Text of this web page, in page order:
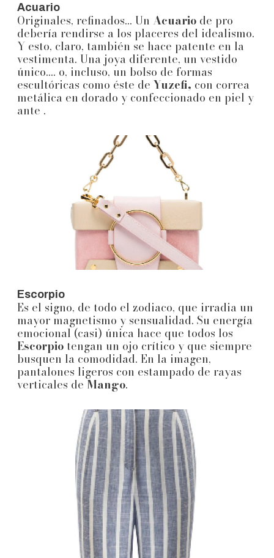
Acuario
Originales, refinados... Un Acuario de pro
debería rendirse a los placeres del idealismo.
Y esto, claro, también se hace patente en la
vestimenta. Una joya diferente, un vestido
único.... o, incluso, un bolso de formas
escultóricas como éste de Yuzefi, con correa
metálica en dorado y confeccionado en piel y
ante .
Escorpio
Es el signo, de todo el zodiaco, que irradia un
mayor magnetismo y sensualidad. Su energía
emocional (casi) única hace que todos los
Escorpio tengan un ojo crítico y que siempre
busquen la comodidad. En la imagen,
pantalones ligeros con estampado de rayas
verticales de Mango.